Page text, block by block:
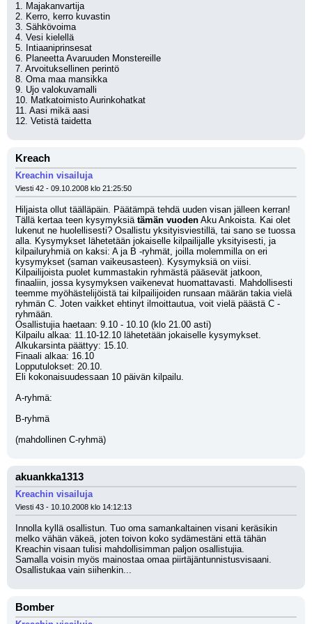
1. Majakanvartija
2. Kerro, kerro kuvastin
3. Sähkövoima
4. Vesi kielellä
5. Intiaaniprinsesat
6. Planeetta Avaruuden Monstereille
7. Arvoituksellinen perintö
8. Oma maa mansikka
9. Ujo valokuvamalli
10. Matkatoimisto Aurinkohatkat
11. Aasi mikä aasi
12. Vetistä taidetta
Kreach
Kreachin visailuja
Viesti 42 - 09.10.2008 klo 21:25:50
Hiljaista ollut täälläpäin. Päätämpä tehdä uuden visan jälleen kerran!
Tällä kertaa teen kysymyksiä tämän vuoden Aku Ankoista. Kai olet
lukenut ne huolellisesti? Osallistu yksityisviestillä, tai sano se tuossa
alla. Kysymykset lähetetään jokaiselle kilpailijalle yksityisesti, ja
kilpailuryhmiä on kaksi: A ja B -ryhmät, joilla molemmilla on eri
kysymykset (saman vaikeusasteen). Kysymyksiä on viisi.
Kilpailijoista puolet kummastakin ryhmästä pääsevät jatkoon,
finaaliin, jossa kysymyksen vaikenevat huomattavasti. Mahdollisesti
teemme myöhästelijöistä tai kilpailijoiden runsaan määrän takia vielä
ryhmän C. Joten vaikket ehtinyt ilmoittautua, voit vielä päästä C -
ryhmään.
Osallistujia haetaan: 9.10 - 10.10 (klo 21.00 asti)
Kilpailu alkaa: 11.10-12.10 lähetetään jokaiselle kysymykset.
Alkukarsinta päättyy: 15.10.
Finaali alkaa: 16.10
Lopputulokset: 20.10.
Eli kokonaisuudessaan 10 päivän kilpailu.
A-ryhmä:
B-ryhmä
(mahdollinen C-ryhmä)
akuankka1313
Kreachin visailuja
Viesti 43 - 10.10.2008 klo 14:12:13
Innolla kyllä osallistun. Tuo oma samankaltainen visani keräsikin
melko vähän väkeä, joten toivon koko sydämestäni että tähän
Kreachin visaan tulisi mahdollisimman paljon osallistujia.
Samalla voisin myös mainostaa omaa piirtäjäntunnistusvisaani.
Osallistukaa vain siihenkin...
Bomber